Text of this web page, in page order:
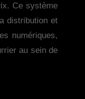
Ce système
distribution et
numériques,
au sein de